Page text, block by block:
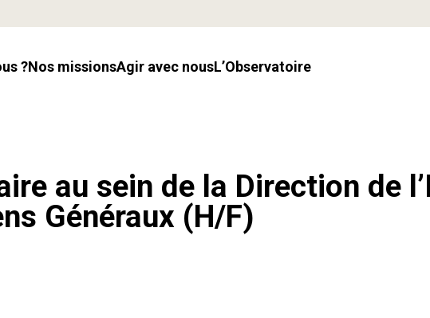
? Nos missions Agir avec nous l’Observatoire
au sein de la Direction de
Généraux (H/F)